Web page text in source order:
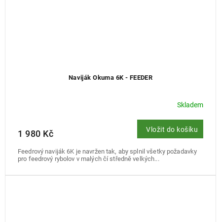
Naviják Okuma 6K - FEEDER
Skladem
1 980 Kč Vložit do košíku
Feedrový naviják 6K je navržen tak, aby splnil všetky požadavky
pro feedrový rybolov v malých čí středně velkých...